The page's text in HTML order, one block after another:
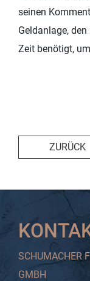
seinen
Geldanlage,
Zeit benötigt,
ZURÜCK
SCHUMACHER
GMBH